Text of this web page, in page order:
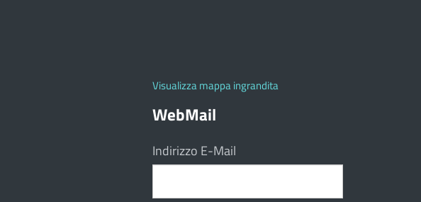
Visualizza mappa ingrandita
WebMail
Indirizzo E-Mail